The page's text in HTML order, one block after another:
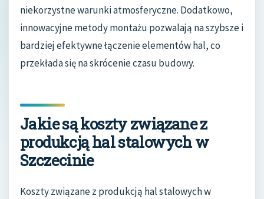
niekorzystne warunki atmosferyczne. Dodatkowo,
innowacyjne metody montażu pozwalają na szybsze i
bardziej efektywne łączenie elementów hal, co
przekłada się na skrócenie czasu budowy.
Jakie są koszty związane z
produkcją hal stalowych w
Szczecinie
Koszty związane z produkcją hal stalowych w